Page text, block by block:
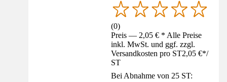
(0)
Preis — 2,05 € * Alle Preise
inkl. MwSt. und ggf. zzgl.
Versandkosten pro ST2,05 €*/
ST
Bei Abnahme von 25 ST: